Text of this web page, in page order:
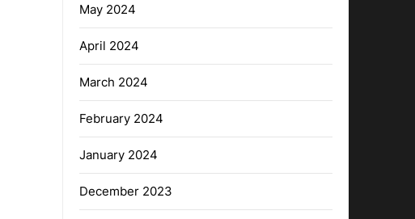
May 2024
April 2024
March 2024
February 2024
January 2024
December 2023